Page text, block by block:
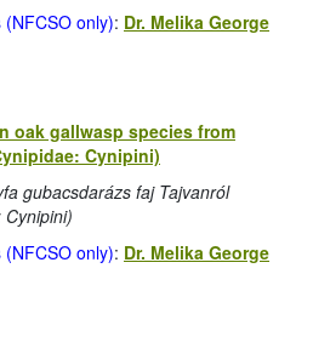
only): Dr. Melika George
oak gallwasp species from
Cynipini)
gubacsdarázs faj Tajvanról
only): Dr. Melika George